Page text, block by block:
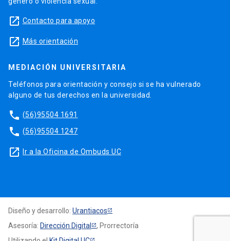
launch Contacto para apoyo
launch Más orientación
MEDIACIÓN UNIVERSITARIA
Teléfonos para orientación y consejo si se ha vulnerado
alguno de tus derechos en la universidad.
phone (56)95504 1691
phone (56)95504 1247
launch Ir a la Oficina de Ombuds UC
Diseño y desarrollo: Urantiacos
Asesoría: Dirección Digital
, Prorrectoría